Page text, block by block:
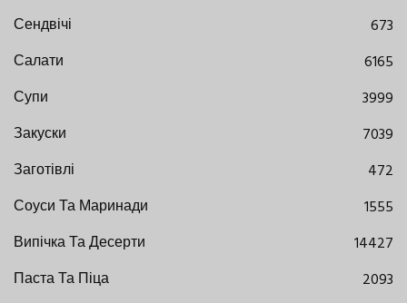
Сендвічі
673
Салати
6165
Супи
3999
Закуски
7039
Заготівлі
472
Соуси Та Маринади
1555
Випічка Та Десерти
14427
Паста Та Піца
2093